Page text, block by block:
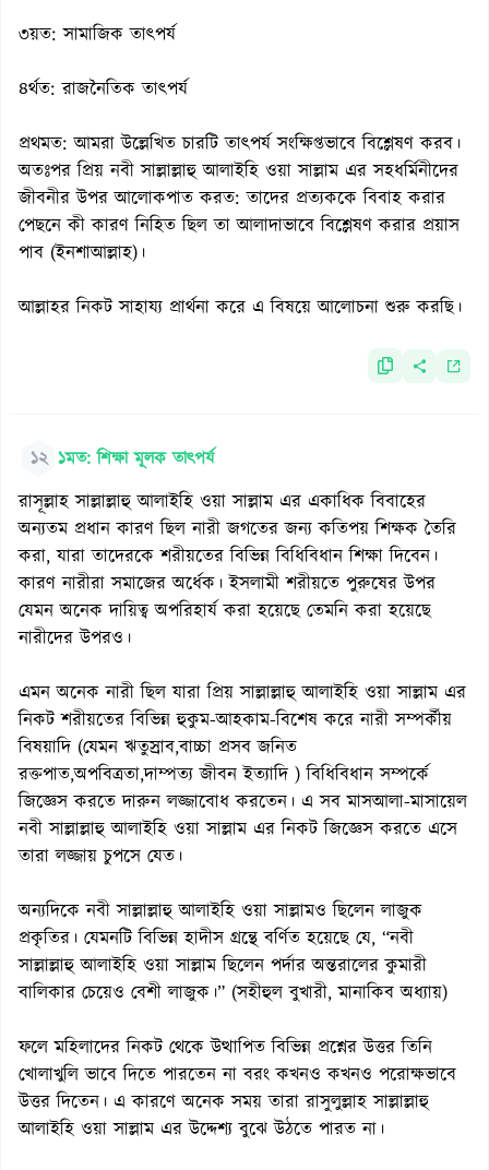
৩য়ত: সামাজিক তাৎপর্য
৪র্থত: রাজনৈতিক তাৎপর্য
প্রথমত: আমরা উল্লেখিত চারটি তাৎপর্য সংক্ষিপ্তভাবে বিশ্লেষণ করব।
অতঃপর প্রিয় নবী সাল্লাল্লাহু আলাইহি ওয়া সাল্লাম এর সহধর্মিনীদের
জীবনীর উপর আলোকপাত করত: তাদের প্রত্যককে বিবাহ করার
পেছনে কী কারণ নিহিত ছিল তা আলাদাভাবে বিশ্লেষণ করার প্রয়াস
পাব (ইনশাআল্লাহ)।
আল্লাহর নিকট সাহায্য প্রার্থনা করে এ বিষয়ে আলোচনা শুরু করছি।
১২ ১মত: শিক্ষা মূলক তাৎপর্য
রাসূল্লাহ সাল্লাল্লাহু আলাইহি ওয়া সাল্লাম এর একাধিক বিবাহের
অন্যতম প্রধান কারণ ছিল নারী জগতের জন্য কতিপয় শিক্ষক তৈরি
করা, যারা তাদেরকে শরীয়তের বিভিন্ন বিধিবিধান শিক্ষা দিবেন।
কারণ নারীরা সমাজের অর্ধেক। ইসলামী শরীয়তে পুরুষের উপর
যেমন অনেক দায়িত্ব অপরিহার্য করা হয়েছে তেমনি করা হয়েছে
নারীদের উপরও।
এমন অনেক নারী ছিল যারা প্রিয় সাল্লাল্লাহু আলাইহি ওয়া সাল্লাম এর
নিকট শরীয়তের বিভিন্ন হুকুম-আহকাম-বিশেষ করে নারী সম্পর্কীয়
বিষয়াদি (যেমন ঋতুস্রাব,বাচ্চা প্রসব জনিত
রক্তপাত,অপবিত্রতা,দাম্পত্য জীবন ইত্যাদি ) বিধিবিধান সম্পর্কে
জিজ্ঞেস করতে দারুন লজ্জাবোধ করতেন। এ সব মাসআলা-মাসায়েল
নবী সাল্লাল্লাহু আলাইহি ওয়া সাল্লাম এর নিকট জিজ্ঞেস করতে এসে
তারা লজ্জায় চুপসে যেত।
অন্যদিকে নবী সাল্লাল্লাহু আলাইহি ওয়া সাল্লামও ছিলেন লাজুক
প্রকৃতির। যেমনটি বিভিন্ন হাদীস গ্রন্থে বর্ণিত হয়েছে যে, “নবী
সাল্লাল্লাহু আলাইহি ওয়া সাল্লাম ছিলেন পর্দার অন্তরালের কুমারী
বালিকার চেয়েও বেশী লাজুক।” (সহীহুল বুখারী, মানাকিব অধ্যায়)
ফলে মহিলাদের নিকট থেকে উত্থাপিত বিভিন্ন প্রশ্নের উত্তর তিনি
খোলাখুলি ভাবে দিতে পারতেন না বরং কখনও কখনও পরোক্ষভাবে
উত্তর দিতেন। এ কারণে অনেক সময় তারা রাসুলুল্লাহ সাল্লাল্লাহু
আলাইহি ওয়া সাল্লাম এর উদ্দেশ্য বুঝে উঠতে পারত না।